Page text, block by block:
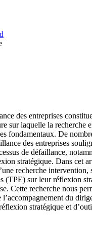
des entreprises
sur laquelle la recherche
fondamentaux. De
des entreprises
de défaillance,
stratégique. Dans cet
recherche intervention,
(TPE) sur leur réflexion
Cette recherche nous
du
stratégique et